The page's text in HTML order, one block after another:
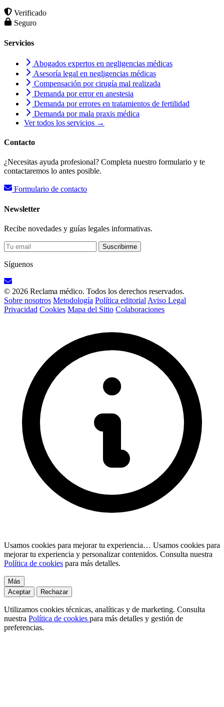
Verificado
Seguro
Servicios
Abogados expertos en negligencias médicas
Asesoría legal en negligencias médicas
Compensación por cirugía mal realizada
Demanda por error en anestesia
Demanda por errores en tratamientos de fertilidad
Demanda por mala praxis médica
Ver todos los servicios →
Contacto
¿Necesitas ayuda profesional? Completa nuestro formulario y te
contactaremos lo antes posible.
Formulario de contacto
Newsletter
Recibe novedades y guías legales informativas.
Suscribirme
Síguenos
© 2026 Reclama médico. Todos los derechos reservados.
Sobre nosotros Metodología Política editorial Aviso Legal
Privacidad Cookies Mapa del Sitio Colaboraciones
Usamos cookies para mejorar tu experiencia… Usamos cookies para
mejorar tu experiencia y personalizar contenidos. Consulta nuestra
Política de cookies para más detalles.
Más
Aceptar
Rechazar
Utilizamos cookies técnicas, analíticas y de marketing. Consulta
nuestra Política de cookies para más detalles y gestión de
preferencias.